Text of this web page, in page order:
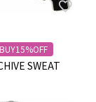
SWEAT